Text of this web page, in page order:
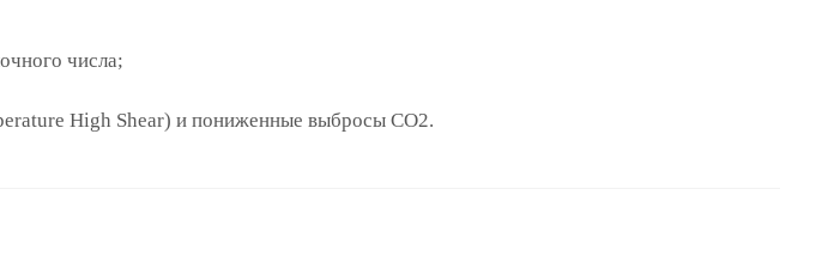
числа;
High Shear) и пониженные выбросы CO2.